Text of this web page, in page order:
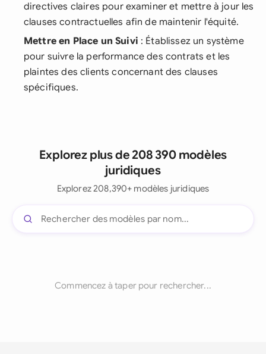
directives claires pour examiner et mettre à jour les
clauses contractuelles afin de maintenir l'équité.
Mettre en Place un Suivi : Établissez un système
pour suivre la performance des contrats et les
plaintes des clients concernant des clauses
spécifiques.
Explorez plus de 208 390 modèles
juridiques
Explorez 208,390+ modèles juridiques
Commencez à taper pour rechercher...